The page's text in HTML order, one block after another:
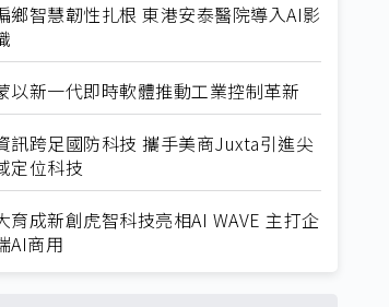
鄉智慧韌性扎根 東港安泰醫院導入AI影
以新一代即時軟體推動工業控制革新
訊跨足國防科技 攜手美商Juxta引進尖
定位科技
育成新創虎智科技亮相AI WAVE 主打企
AI商用